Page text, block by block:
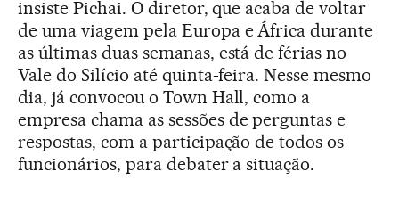
insiste Pichai. O diretor, que acaba de voltar
de uma viagem pela Europa e África durante
as últimas duas semanas, está de férias no
Vale do Silício até quinta-feira. Nesse mesmo
dia, já convocou o Town Hall, como a
empresa chama as sessões de perguntas e
respostas, com a participação de todos os
funcionários, para debater a situação.